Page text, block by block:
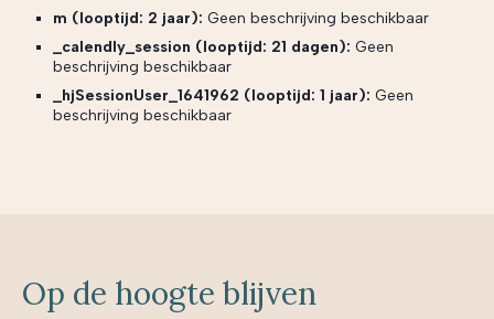
m (looptijd: 2 jaar): Geen beschrijving beschikbaar
_calendly_session (looptijd: 21 dagen): Geen
beschrijving beschikbaar
_hjSessionUser_1641962 (looptijd: 1 jaar): Geen
beschrijving beschikbaar
Op de hoogte blijven